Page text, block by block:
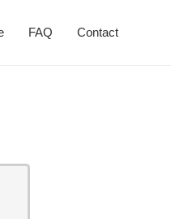
FAQ Contact